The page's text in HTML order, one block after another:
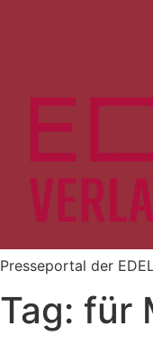
Presseportal der
Tag: für